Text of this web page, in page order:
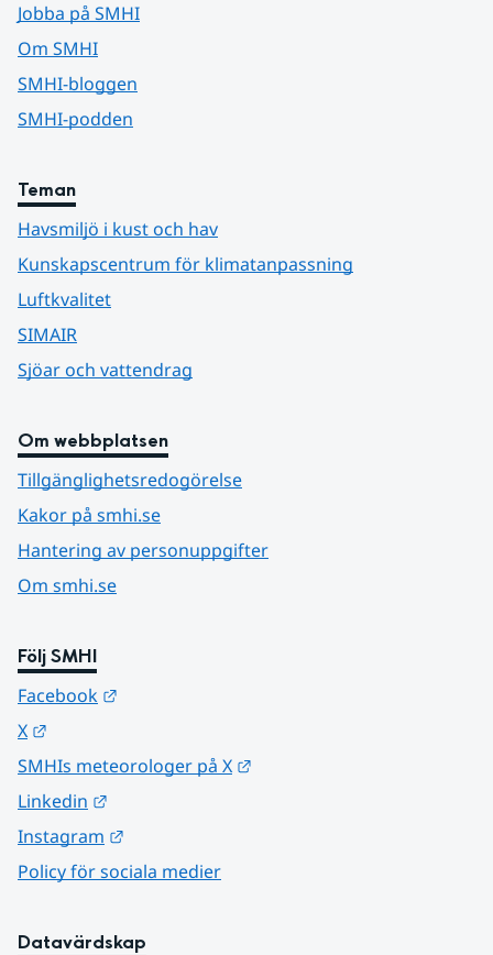
Jobba på SMHI
Om SMHI
SMHI-bloggen
SMHI-podden
Teman
Havsmiljö i kust och hav
Kunskapscentrum för klimatanpassning
Luftkvalitet
SIMAIR
Sjöar och vattendrag
Om webbplatsen
Tillgänglighetsredogörelse
Kakor på smhi.se
Hantering av personuppgifter
Om smhi.se
Följ SMHI
Facebook
X
SMHIs meteorologer på X
Linkedin
Instagram
Policy för sociala medier
Datavärdskap